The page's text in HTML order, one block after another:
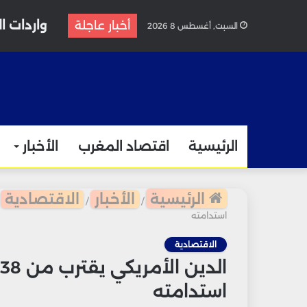
السبت, أغسطس 8 2026 أخبار عاجلة
الرئيسية اقتصاد المغرب الأخبار
الرئيسية / الأخبار / الاقتصادية
استدامته
الاقتصادية
استدامته